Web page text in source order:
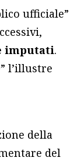
ufficiale”
imputati.
l’illustre
della
del